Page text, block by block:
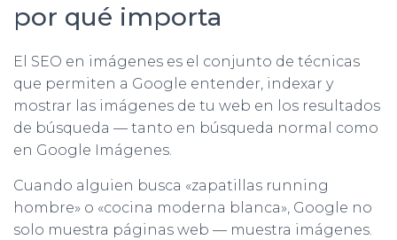
por qué importa
El SEO en imágenes es el conjunto de técnicas
que permiten a Google entender, indexar y
mostrar las imágenes de tu web en los resultados
de búsqueda — tanto en búsqueda normal como
en Google Imágenes.
Cuando alguien busca «zapatillas running
hombre» o «cocina moderna blanca», Google no
solo muestra páginas web — muestra imágenes.